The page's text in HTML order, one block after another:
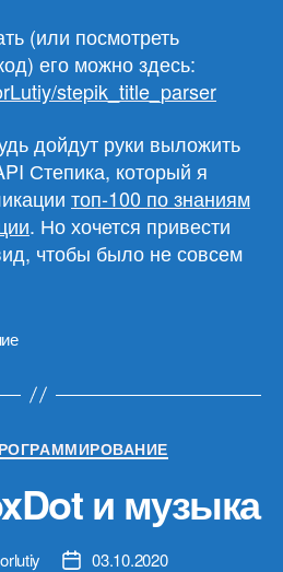
(или посмотреть
его можно здесь:
stepik_title_parser
дойдут руки выложить
Степика, который я
топ-100 по знаниям
. Но хочется привести
чтобы было не совсем
Рубрики
и музыка
Дата03.10.2020